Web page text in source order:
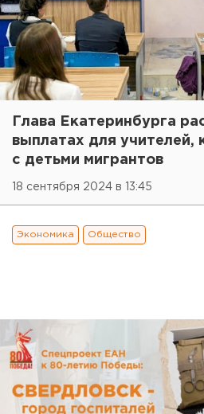
Глава Екатеринбурга
выплатах для
с детьми мигрантов
18 сентября 2024 в 13:45
Экономика Общество